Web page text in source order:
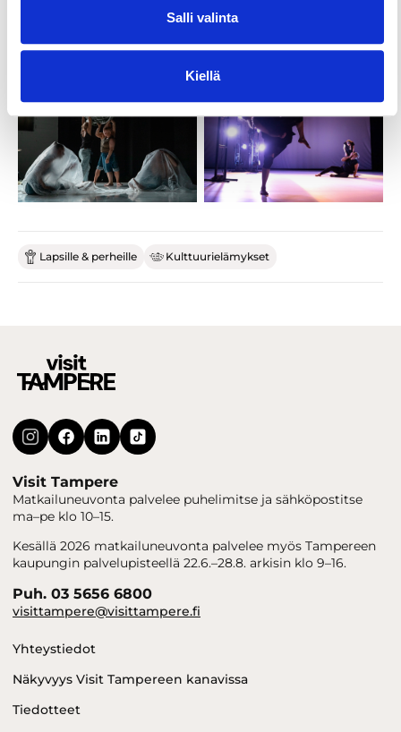
Salli valinta
Kiellä
Lapsille & perheille Kulttuurielämykset
Visit Tampere
Matkailuneuvonta palvelee puhelimitse ja sähköpostitse
ma–pe klo 10–15.
Kesällä 2026 matkailuneuvonta palvelee myös Tampereen
kaupungin palvelupisteellä 22.6.–28.8. arkisin klo 9–16.
Puh. 03 5656 6800
visittampere@visittampere.fi
Yhteystiedot
Näkyvyys Visit Tampereen kanavissa
Tiedotteet